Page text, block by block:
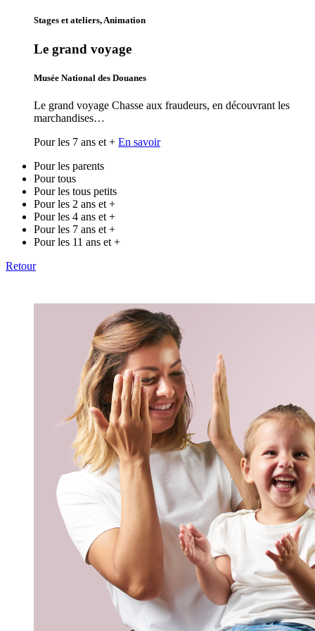
Stages et ateliers, Animation
Le grand voyage
Musée National des Douanes
Le grand voyage Chasse aux fraudeurs, en découvrant les
marchandises…
Pour les 7 ans et + En savoir
Pour les parents
Pour tous
Pour les tous petits
Pour les 2 ans et +
Pour les 4 ans et +
Pour les 7 ans et +
Pour les 11 ans et +
Retour